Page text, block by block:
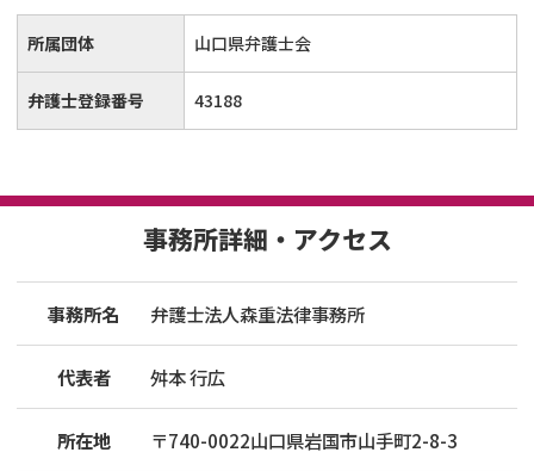
所属団体 山口県弁護士会
弁護士登録番号 43188
事務所詳細・アクセス
事務所名 弁護士法人森重法律事務所
代表者 舛本 行広
所在地 〒740-0022山口県岩国市山手町2-8-3